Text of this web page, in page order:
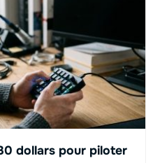
dollars pour piloter